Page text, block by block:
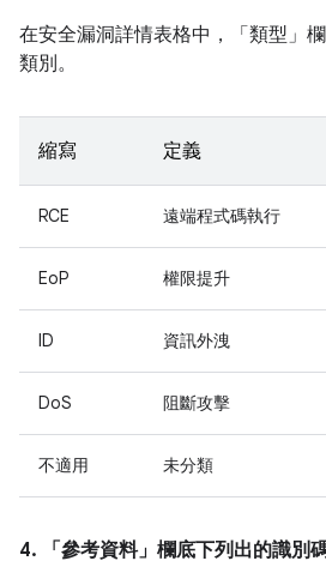
在安全漏洞詳情表格中，「類型」
類別。
縮寫 定義
RCE 遠端程式碼執行
EoP 權限提升
ID 資訊外洩
DoS 阻斷攻擊
不適用 未分類
4. 「參考資料」 欄底下列出的識別